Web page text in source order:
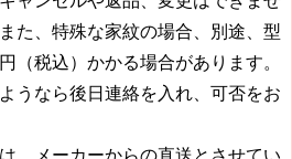
た、特殊な家紋の場合、別途、型
（税込） かかる場合があります。
うなら後日連絡を入れ、可否をお
、メーカーからの直送とさせてい